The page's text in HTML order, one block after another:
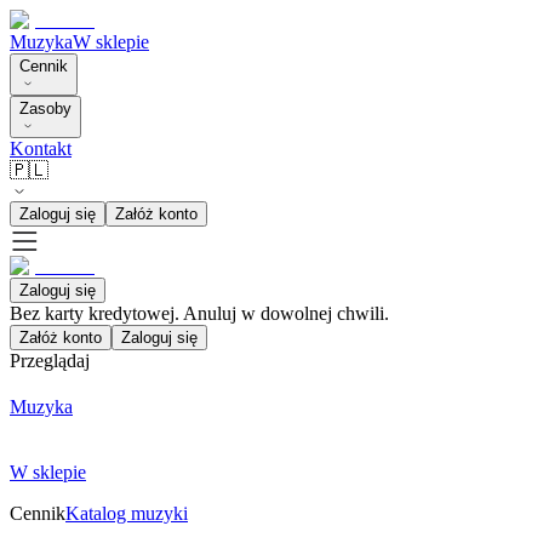
MuzykaW sklepie
Cennik
Zasoby
Kontakt
🇵🇱
Zaloguj się Załóż konto
Zaloguj się
Bez karty kredytowej. Anuluj w dowolnej chwili.
Załóż konto Zaloguj się
Przeglądaj
Muzyka
W sklepie
CennikKatalog muzyki